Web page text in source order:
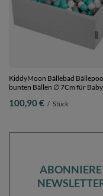
KiddyMoon Bällebad
bunten Bällen ∅ 7Cm für Babys
hellgrau:weiß/grau/helltürkis,
100,90 € / Stück